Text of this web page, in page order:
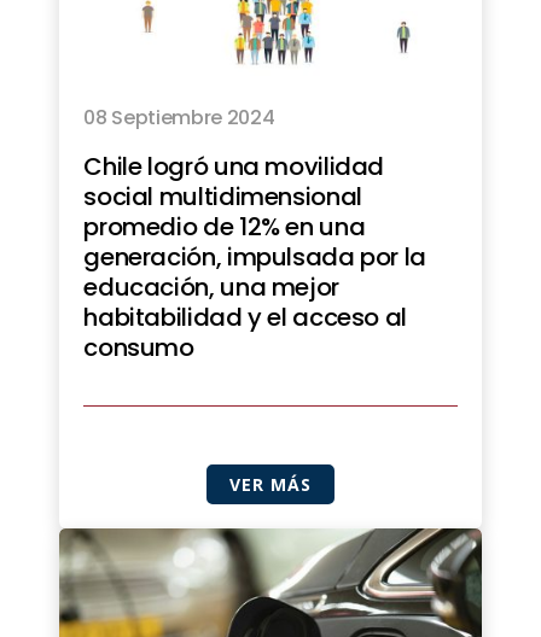
08 Septiembre 2024
Chile logró una movilidad
social multidimensional
promedio de 12% en una
generación, impulsada por la
educación, una mejor
habitabilidad y el acceso al
consumo
VER MÁS